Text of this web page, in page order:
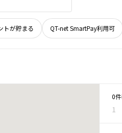
トが貯まる QT-net SmartPay利用可
0
1